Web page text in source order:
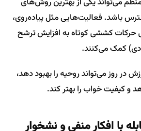
باشد. فعالیت‌هایی مثل پیاده‌روی،
حرکات کششی کوتاه به افزایش ترشح
کمک می‌کنند.
دقیقه ورزش در روز می‌تواند روحیه را بهبود دهد،
و کیفیت خواب را بهتر کند.
با افکار منفی و نشخوار